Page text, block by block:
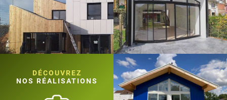
DÉCOUVREZ
NOS RÉALISATIONS